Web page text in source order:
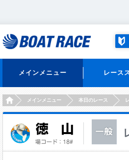
メインメニュー レース
HOMEメインメニュー 本日のレース